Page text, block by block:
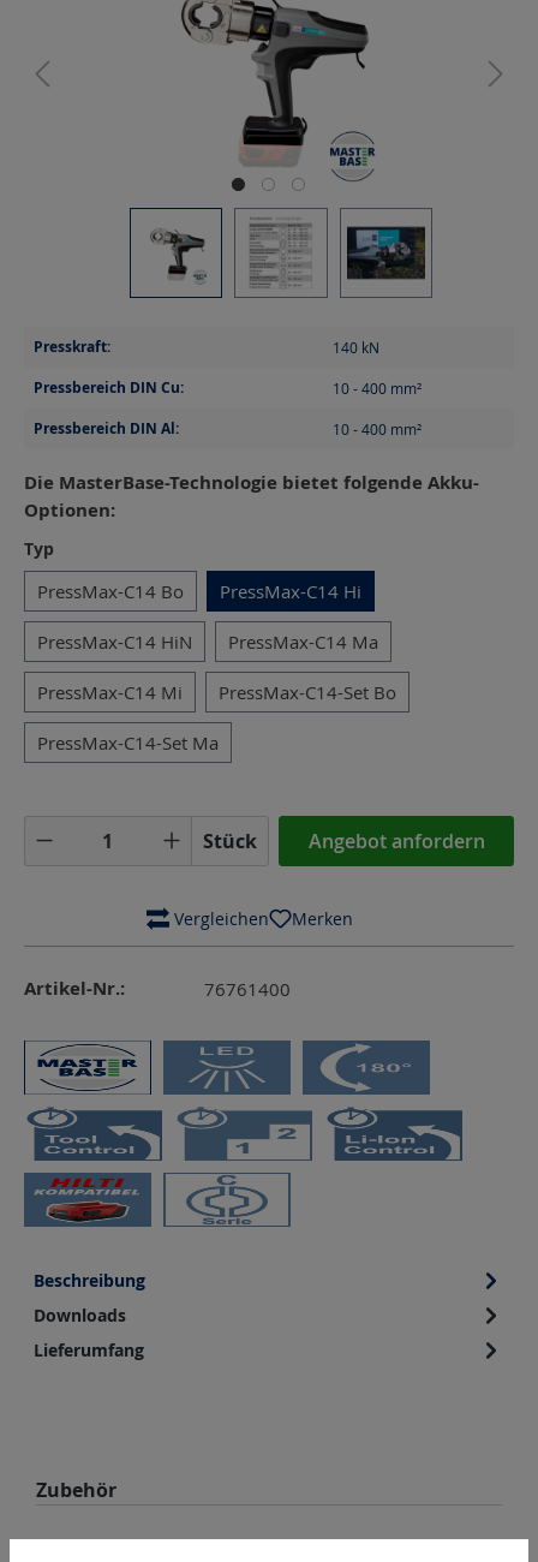
Presskraft: 140 kN
Pressbereich DIN Cu: 10 - 400 mm²
Pressbereich DIN Al: 10 - 400 mm²
Die MasterBase-Technologie bietet folgende Akku-
Optionen:
Typ
PressMax-C14 Bo PressMax-C14 Hi
PressMax-C14 HiN PressMax-C14 Ma
PressMax-C14 Mi PressMax-C14-Set Bo
PressMax-C14-Set Ma
Produkt Anzahl: Gib den gewünschten
Stück Angebot anfordern
Vergleichen Merken
Artikel-Nr.: 76761400
Beschreibung
Downloads
Lieferumfang
Produktgalerie überspringen
Zubehör